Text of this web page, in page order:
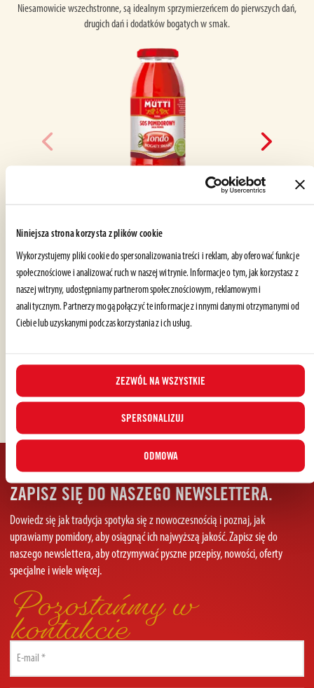
Niniejsza strona korzysta z plików cookie
Wykorzystujemy pliki cookie do spersonalizowania treści i reklam, aby oferować funkcje
społecznościowe i analizować ruch w naszej witrynie. Informacje o tym, jak korzystasz z
naszej witryny, udostępniamy partnerom społecznościowym, reklamowym i
analitycznym. Partnerzy mogą połączyć te informacje z innymi danymi otrzymanymi od
Ciebie lub uzyskanymi podczas korzystania z ich usług.
ZEZWÓL NA WSZYSTKIE
SPERSONALIZUJ
ODMOWA
Niesamowicie wszechstronne, są idealnym sprzymierzeńcem do pierwszych dań,
drugich dań i dodatków bogatych w smak.
JAK TO JEST ZROBIONE?
Aby dowiedzieć się więcej
o tym, jak powstają nasze
produkty
ZOBACZPROCES PRODUKCJI
ZAPISZ SIĘ DO NASZEGO NEWSLETTERA.
Dowiedz się jak tradycja spotyka się z nowoczesnością i poznaj, jak
uprawiamy pomidory, aby osiągnąć ich najwyższą jakość. Zapisz się do
naszego newslettera, aby otrzymywać pyszne przepisy, nowości, oferty
specjalne i wiele więcej.
Pozostańmy w
kontakcie
(Required)